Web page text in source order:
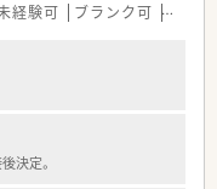
経験可 ブランク可 Ｗワ
決定。